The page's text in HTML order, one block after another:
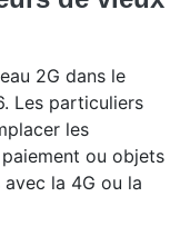
2G dans le
Les particuliers
les
ou objets
la 4G ou la